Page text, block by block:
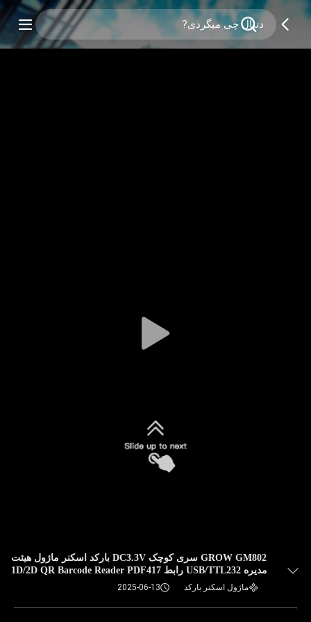
GROW GM802 سری کوچک DC3.3V بارکد اسکنر ماژول هیئت
مدیره USB/TTL232 رابط 1D/2D QR Barcode Reader PDF417
ماژول اسکنر بارکد 2025-06-13